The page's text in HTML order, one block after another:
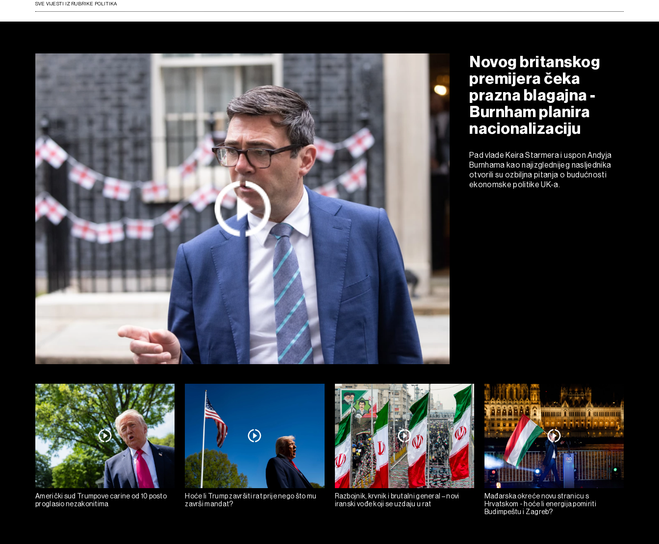
SVE VIJESTI IZ RUBRIKE POLITIKA
Novog britanskog
premijera čeka
prazna blagajna -
Burnham planira
nacionalizaciju
Pad vlade Keira Starmera i uspon Andyja
Burnhama kao najizglednijeg nasljednika
otvorili su ozbiljna pitanja o budućnosti
ekonomske politike UK-a.
Američki sud Trumpove carine od 10 posto
proglasio nezakonitima
Hoće li Trump završiti rat prije nego što mu
završi mandat?
Razbojnik, krvnik i brutalni general – novi
iranski vođe koji se uzdaju u rat
Mađarska okreće novu stranicu s
Hrvatskom - hoće li energija pomiriti
Budimpeštu i Zagreb?